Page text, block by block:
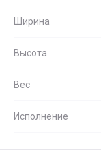
Ширина
Высота
Вес
Исполнение